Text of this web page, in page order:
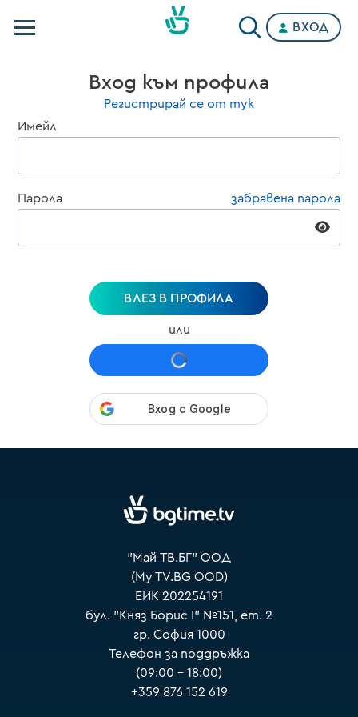
Категории
ВХОД
Вход към профила
Регистрирай се от тук
Имейл
Парола забравена парола
ВЛЕЗ В ПРОФИЛА
или
"Май ТВ.БГ" ООД
(My TV.BG OOD)
ЕИК 202254191
бул. "Княз Борис I" №151, ет. 2
гр. София 1000
Телефон за поддръжка
(09:00 – 18:00)
+359 876 152 619